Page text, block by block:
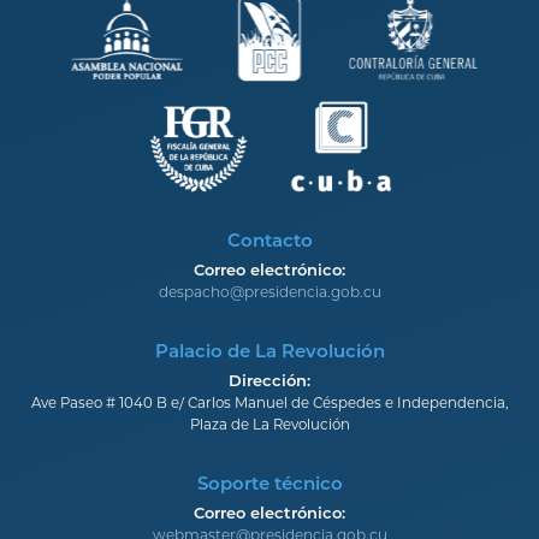
Contacto
Correo electrónico:
despacho@presidencia.gob.cu
Palacio de La Revolución
Dirección:
Ave Paseo # 1040 B e/ Carlos Manuel de Céspedes e Independencia,
Plaza de La Revolución
Soporte técnico
Correo electrónico:
webmaster@presidencia.gob.cu